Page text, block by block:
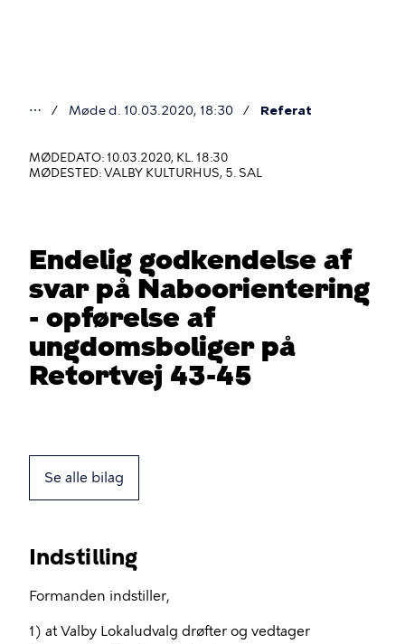
er
her
⋯ Møde d. 10.03.2020, 18:30 Referat
MØDEDATO: 10.03.2020, KL. 18:30
MØDESTED: VALBY KULTURHUS, 5. SAL
Endelig godkendelse af
svar på Naboorientering
- opførelse af
ungdomsboliger på
Retortvej 43-45
Se alle bilag
Indstilling
Formanden indstiller,
1) at Valby Lokaludvalg drøfter og vedtager